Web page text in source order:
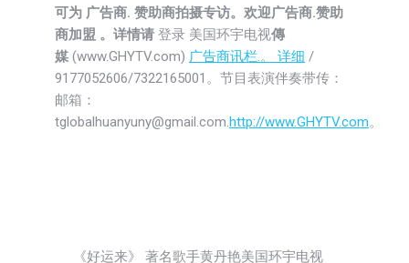
可为 广告商. 赞助商拍摄专访。欢迎广告商.赞助
商加盟 。详情请 登录 美国环宇电视傳
媒 (www.GHYTV.com) 广告商讯栏.。 详细 /
9177052606/7322165001。节目表演伴奏带传：
邮箱：
tglobalhuanyuny@gmail.com.http://www.GHYTV.com。
《好运来》 著名歌手黄丹艳美国环宇电视